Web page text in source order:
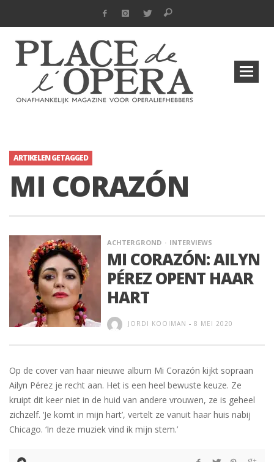
ARTIKELEN GETAGGED
MI CORAZÓN
ACHTERGROND INTERVIEWS
MI CORAZÓN: AILYN
PÉREZ OPENT HAAR
HART
JORDI KOOIMAN - 8 MEI 2020
Op de cover van haar nieuwe album Mi Corazón kijkt sopraan
Ailyn Pérez je recht aan. Het is een heel bewuste keuze. Ze
kruipt dit keer niet in de huid van andere vrouwen, ze is geheel
zichzelf. ‘Je komt in mijn hart’, vertelt ze vanuit haar huis nabij
Chicago. ‘In deze muziek vind ik mijn stem.’